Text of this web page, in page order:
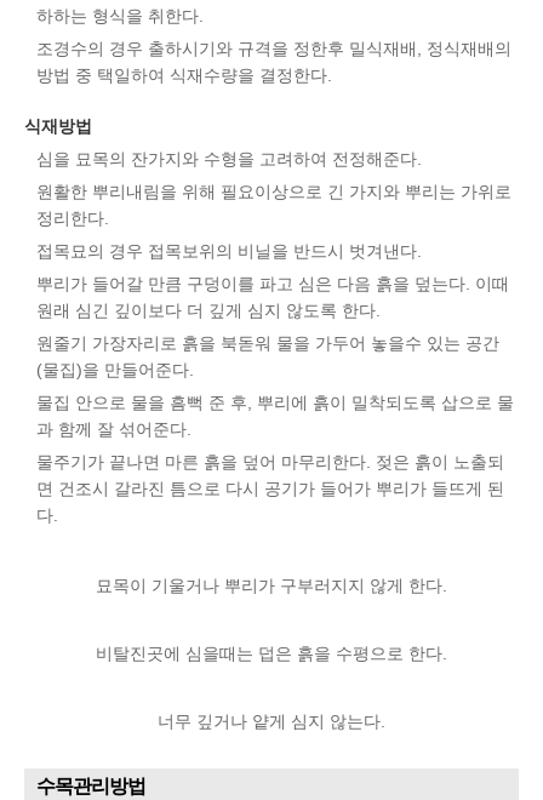
하하는 형식을 취한다.
조경수의 경우 출하시기와 규격을 정한후 밀식재배, 정식재배의
방법 중 택일하여 식재수량을 결정한다.
식재방법
심을 묘목의 잔가지와 수형을 고려하여 전정해준다.
원활한 뿌리내림을 위해 필요이상으로 긴 가지와 뿌리는 가위로
정리한다.
접목묘의 경우 접목보위의 비닐을 반드시 벗겨낸다.
뿌리가 들어갈 만큼 구덩이를 파고 심은 다음 흙을 덮는다. 이때
원래 심긴 깊이보다 더 깊게 심지 않도록 한다.
원줄기 가장자리로 흙을 북돋워 물을 가두어 놓을수 있는 공간
(물집)을 만들어준다.
물집 안으로 물을 흠뻑 준 후, 뿌리에 흙이 밀착되도록 삽으로 물
과 함께 잘 섞어준다.
물주기가 끝나면 마른 흙을 덮어 마무리한다. 젖은 흙이 노출되
면 건조시 갈라진 틈으로 다시 공기가 들어가 뿌리가 들뜨게 된
다.
묘목이 기울거나 뿌리가 구부러지지 않게 한다.
비탈진곳에 심을때는 덥은 흙을 수평으로 한다.
너무 깊거나 얕게 심지 않는다.
수목관리방법